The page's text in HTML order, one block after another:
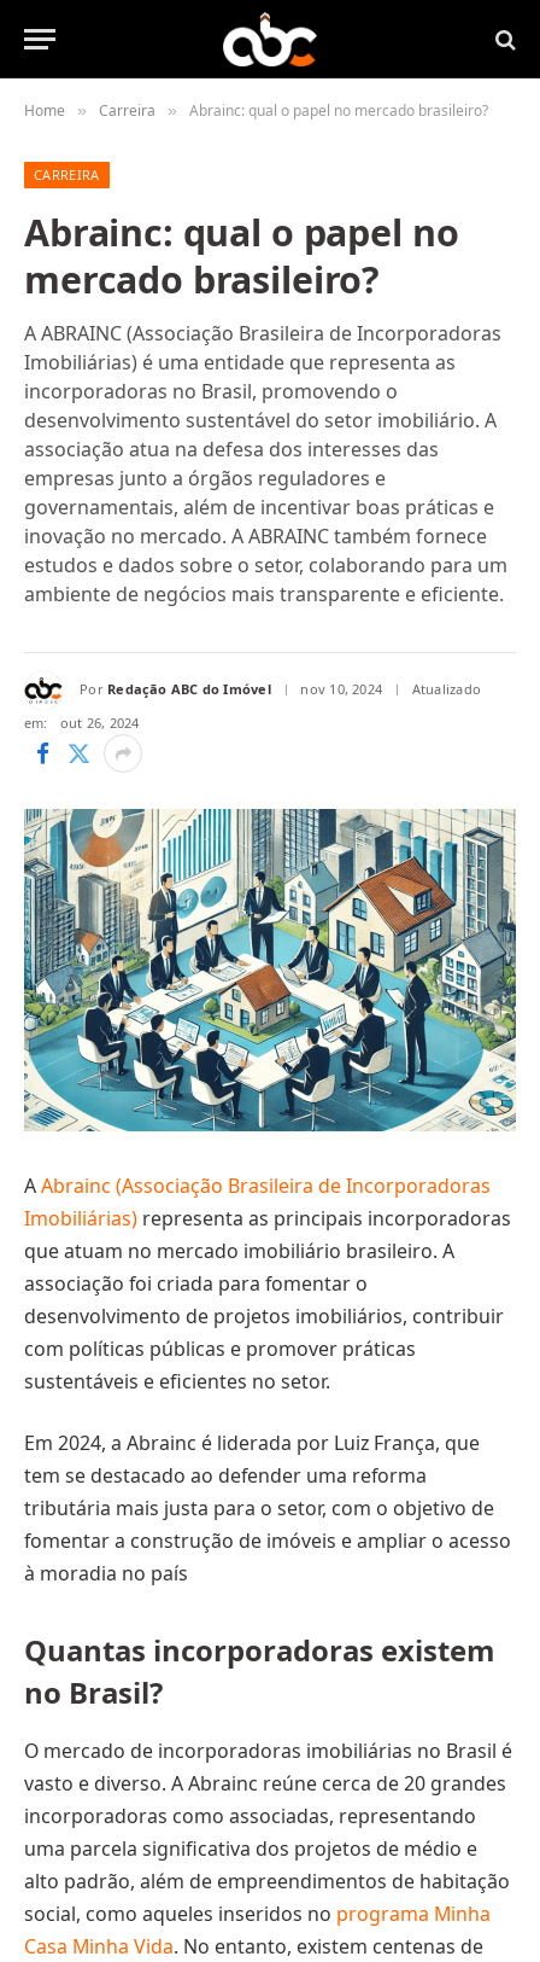
Home » Carreira » Abrainc: qual o papel no mercado brasileiro?
CARREIRA
Abrainc: qual o papel no
mercado brasileiro?
A ABRAINC (Associação Brasileira de Incorporadoras
Imobiliárias) é uma entidade que representa as
incorporadoras no Brasil, promovendo o
desenvolvimento sustentável do setor imobiliário. A
associação atua na defesa dos interesses das
empresas junto a órgãos reguladores e
governamentais, além de incentivar boas práticas e
inovação no mercado. A ABRAINC também fornece
estudos e dados sobre o setor, colaborando para um
ambiente de negócios mais transparente e eficiente.
Por Redação ABC do Imóvel nov 10, 2024
Atualizado
em:
out 26, 2024
AAbrainc (Associação Brasileira de Incorporadoras
Imobiliárias) representa as principais incorporadoras
que atuam no mercado imobiliário brasileiro. A
associação foi criada para fomentar o
desenvolvimento de projetos imobiliários, contribuir
com políticas públicas e promover práticas
sustentáveis e eficientes no setor.
Em 2024, a Abrainc é liderada por Luiz França, que
tem se destacado ao defender uma reforma
tributária mais justa para o setor, com o objetivo de
fomentar a construção de imóveis e ampliar o acesso
à moradia no país​
Quantas incorporadoras existem
no Brasil?
O mercado de incorporadoras imobiliárias no Brasil é
vasto e diverso. A Abrainc reúne cerca de 20 grandes
incorporadoras como associadas, representando
uma parcela significativa dos projetos de médio e
alto padrão, além de empreendimentos de habitação
social, como aqueles inseridos no programa Minha
Casa Minha Vida. No entanto, existem centenas de